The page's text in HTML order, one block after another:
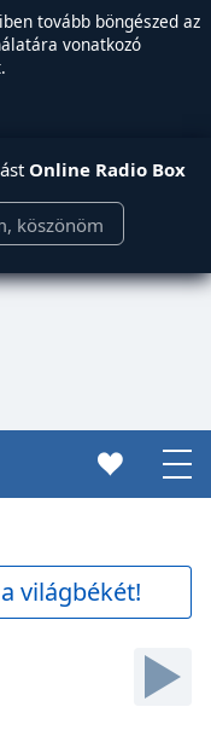
tovább böngészed az
vonatkozó
Online Radio Box
köszönöm
világbékét!